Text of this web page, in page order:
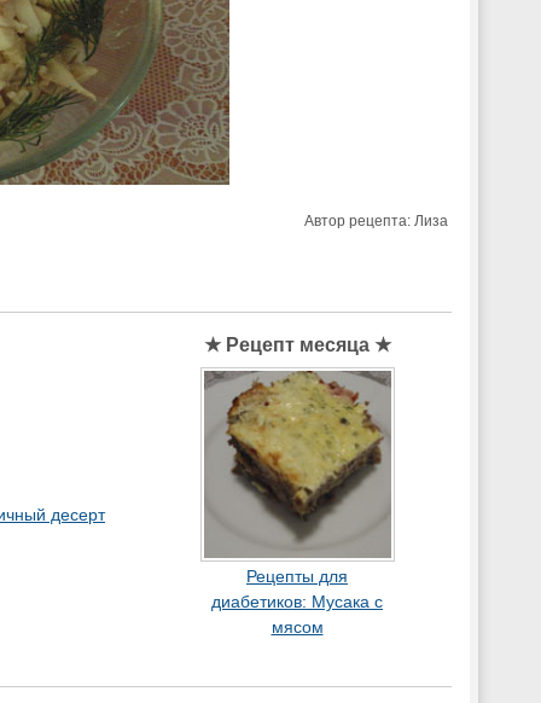
Автор рецепта: Лиза
★ Рецепт месяца ★
десерт
Рецепты для
диабетиков: Мусака с
мясом